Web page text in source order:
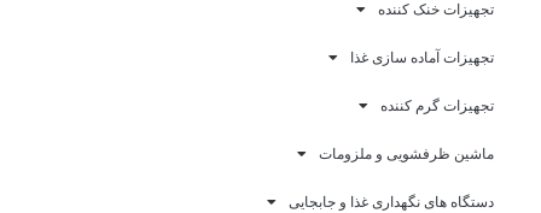
تجهیزات خنک کننده
تجهیزات آماده سازی غذا
تجهیزات گرم کننده
ماشین ظرفشویی و ملزومات
دستگاه های نگهداری غذا و جابجایی